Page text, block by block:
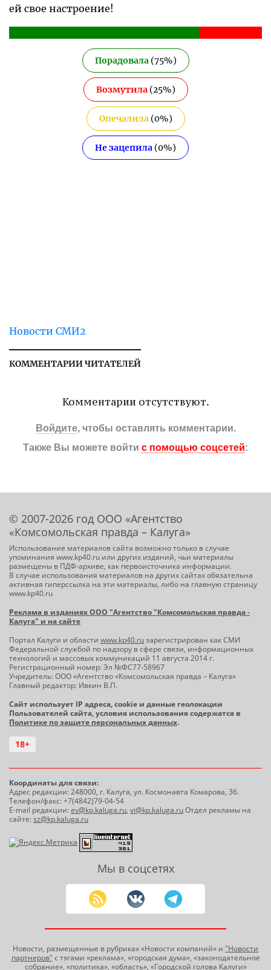
ей свое настроение!
Порадовала(75%)
Возмутила(25%)
Опечалила(0%)
Не зацепила (0%)
Новости СМИ2
КОММЕНТАРИИ ЧИТАТЕЛЕЙ
Комментарии отсутствуют.
Войдите, чтобы оставлять комментарии.
Также Вы можете войти с помощью соцсетей:
© 2007-2026 год ООО «Агентство
«Комсомольская правда – Калуга»
Использование материалов сайта возможно только в случае
упоминания www.kp40.ru или других изданий, чьи материалы
размещены в ПДФ-архиве, как первоисточника информации.
В случае использования материалов на других сайтах обязательна
активная гиперссылка на эти материалы, либо на главную страницу
www.kp40.ru
Реклама в изданиях ООО "Агентство "Комсомольская правда -
Калуга" и на сайте
Портал Калуги и области www.kp40.ruзарегистрирован как СМИ
Федеральной службой по надзору в сфере связи, информационных
технологий и массовых коммуникаций 11 августа 2014 г.
Регистрационный номер: Эл №ФС77-58967
Учредитель: ООО «Агентство «Комсомольская правда – Калуга»
Главный редактор: Ивкин В.П.
Сайт использует IP адреса, cookie и данные геолокации
Пользователей сайта, условия использования содержатся в
Политике по защите персональных данных.
18+
Координаты для связи:
Адрес редакции: 248000, г. Калуга, ул. Космонавта Комарова, 36.
Телефон/факс: +7(4842)79-04-54
E-mail редакции:ev@kp.kaluga.ru, vi@kp.kaluga.ruОтдел рекламы на
сайте:sz@kp.kaluga.ru
Мы в соцсетях
Новости, размещенные в рубриках «Новости компаний» и "Новости
партнеров" с тэгами «реклама», «городская дума», «законодательное
собрание», «политика», «область», «Городской голова Калуги»